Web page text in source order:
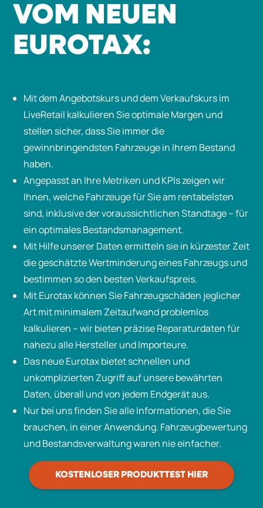
VOM NEUEN
EUROTAX:
Mit dem Angebotskurs und dem Verkaufskurs im
LiveRetail kalkulieren Sie optimale Margen und
stellen sicher, dass Sie immer die
gewinnbringendsten Fahrzeuge in Ihrem Bestand
haben.
Angepasst an Ihre Metriken und KPIs zeigen wir
Ihnen, welche Fahrzeuge für Sie am rentabelsten
sind, inklusive der voraussichtlichen Standtage – für
ein optimales Bestandsmanagement.
Mit Hilfe unserer Daten ermitteln sie in kürzester Zeit
die geschätzte Wertminderung eines Fahrzeugs und
bestimmen so den besten Verkaufspreis.
Mit Eurotax können Sie Fahrzeugschäden jeglicher
Art mit minimalem Zeitaufwand problemlos
kalkulieren – wir bieten präzise Reparaturdaten für
nahezu alle Hersteller und Importeure.
Das neue Eurotax bietet schnellen und
unkomplizierten Zugriff auf unsere bewährten
Daten, überall und von jedem Endgerät aus.
Nur bei uns finden Sie alle Informationen, die Sie
brauchen, in einer Anwendung. Fahrzeugbewertung
und Bestandsverwaltung waren nie einfacher.
KOSTENLOSER PRODUKTTEST HIER